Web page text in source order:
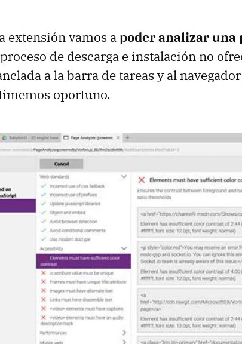
extensión vamos apoder analizar una
de descarga e instalación no
a la barra de tareas y al
oportuno.